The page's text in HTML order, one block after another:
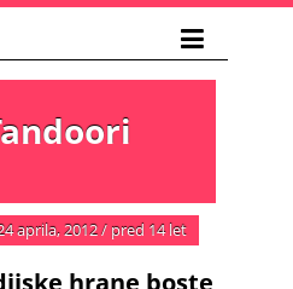
aprila, 2012/ pred 14 let
hrane boste